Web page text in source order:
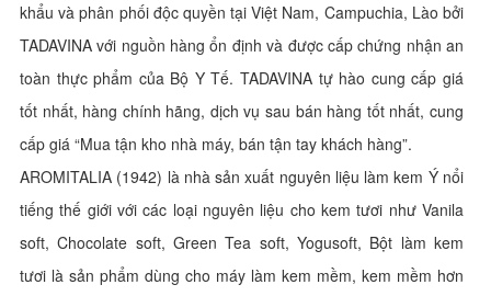
khẩu và phân phối độc quyền tại Việt Nam, Campuchia, Lào bởi
TADAVINA với nguồn hàng ổn định và được cấp chứng nhận an
toàn thực phẩm của Bộ Y Tế. TADAVINA tự hào cung cấp giá
tốt nhất, hàng chính hãng, dịch vụ sau bán hàng tốt nhất, cung
cấp giá “Mua tận kho nhà máy, bán tận tay khách hàng”.
AROMITALIA (1942) là nhà sản xuất nguyên liệu làm kem Ý nổi
tiếng thế giới với các loại nguyên liệu cho kem tươi như Vanila
soft, Chocolate soft, Green Tea soft, Yogusoft, Bột làm kem
tươi là sản phẩm dùng cho máy làm kem mềm, kem mềm hơn